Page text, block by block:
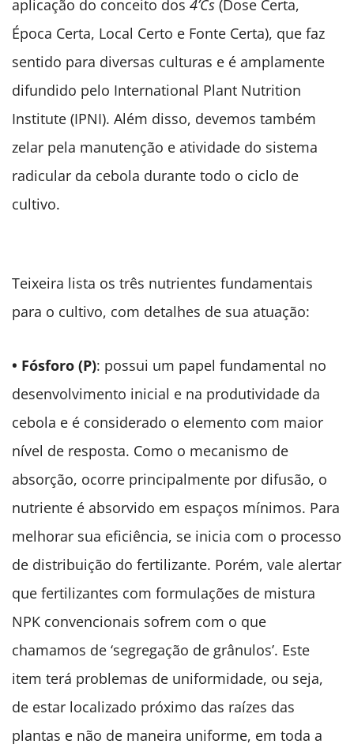
aplicação do conceito dos 4’Cs (Dose Certa,
Época Certa, Local Certo e Fonte Certa), que faz
sentido para diversas culturas e é amplamente
difundido pelo International Plant Nutrition
Institute (IPNI). Além disso, devemos também
zelar pela manutenção e atividade do sistema
radicular da cebola durante todo o ciclo de
cultivo.
Teixeira lista os três nutrientes fundamentais
para o cultivo, com detalhes de sua atuação:
• Fósforo (P): possui um papel fundamental no
desenvolvimento inicial e na produtividade da
cebola e é considerado o elemento com maior
nível de resposta. Como o mecanismo de
absorção, ocorre principalmente por difusão, o
nutriente é absorvido em espaços mínimos. Para
melhorar sua eficiência, se inicia com o processo
de distribuição do fertilizante. Porém, vale alertar
que fertilizantes com formulações de mistura
NPK convencionais sofrem com o que
chamamos de ‘segregação de grânulos’. Este
item terá problemas de uniformidade, ou seja,
de estar localizado próximo das raízes das
plantas e não de maneira uniforme, em toda a